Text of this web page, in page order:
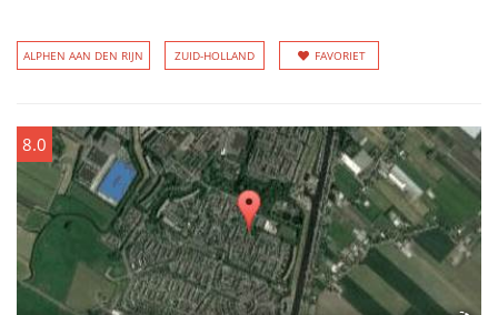
ALPHEN AAN DEN RIJN ZUID-HOLLAND FAVORIET
8.0